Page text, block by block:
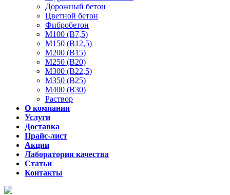
Дорожный бетон
Цветной бетон
Фибробетон
М100 (В7,5)
М150 (В12,5)
М200 (В15)
М250 (В20)
М300 (В22,5)
М350 (В25)
М400 (В30)
Раствор
О компании
Услуги
Доставка
Прайс-лист
Акции
Лаборатория качества
Статьи
Контакты